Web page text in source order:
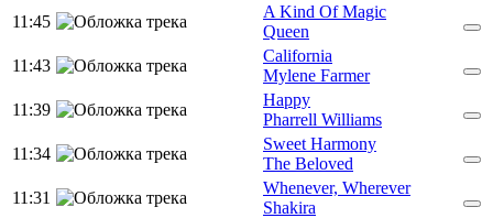
11:45
A Kind Of Magic
Queen
11:43
California
Mylene Farmer
11:39
Happy
Pharrell Williams
11:34
Sweet Harmony
The Beloved
11:31
Whenever, Wherever
Shakira